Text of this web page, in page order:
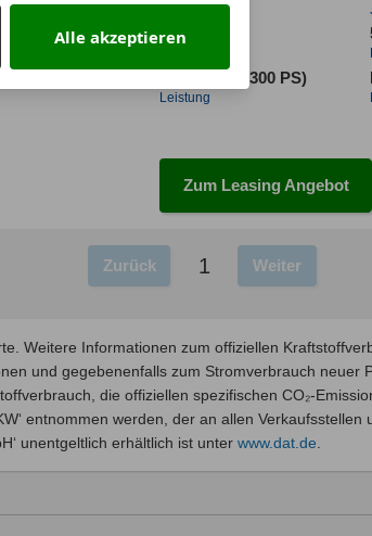
Erstzulassung
48 Monate
ca. 221 kW (300 PS)
Leistung
Zum Leasing Angebot
Zurück 1 Weiter
Weitere Informationen zum offiziellen
und gegebenenfalls zum Stromverbrauch neuer
die offiziellen spezifischen CO₂-
entnommen werden, der an allen Verkaufsstellen
unentgeltlich erhältlich ist unter www.dat.de
Alle akzeptieren